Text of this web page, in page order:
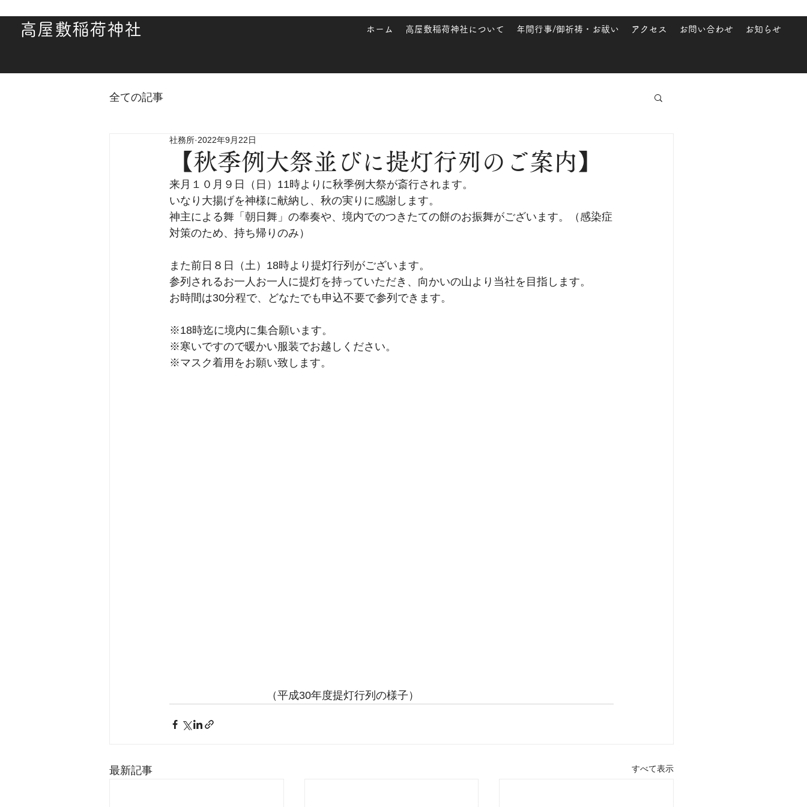
高屋敷稲荷神社 ホーム 高屋敷稲荷神社について 年間行事/御祈祷・お祓い アクセス お問い合わせ お知らせ
全ての記事
【秋季例大祭並びに提灯行列のご案内】
社務所 2022年9月22日
来月１０月９日（日）11時よりに秋季例大祭が斎行されます。
いなり大揚げを神様に献納し、秋の実りに感謝します。
神主による舞「朝日舞」の奉奏や、境内でのつきたての餅のお振舞がございます。（感染症
対策のため、持ち帰りのみ）
また前日８日（土）18時より提灯行列がございます。
参列されるお一人お一人に提灯を持っていただき、向かいの山より当社を目指します。
お時間は30分程で、どなたでも申込不要で参列できます。
※18時迄に境内に集合願います。
※寒いですので暖かい服装でお越しください。
※マスク着用をお願い致します。
（平成30年度提灯行列の様子）
最新記事 すべて表示